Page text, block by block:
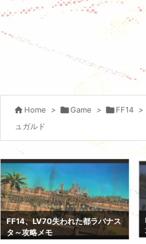
 Home > Game > FF14 >
ュガルド
FF14、LV70悪党成敗クガネ城～
攻略メモ